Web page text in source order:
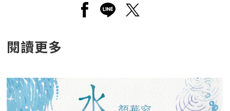
另開新視窗分享至facebook
另開新視窗分享至line
另開新視窗分享至
閱讀更多